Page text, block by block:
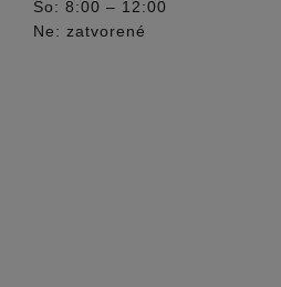
So: 8:00 – 12:00
Ne: zatvorené